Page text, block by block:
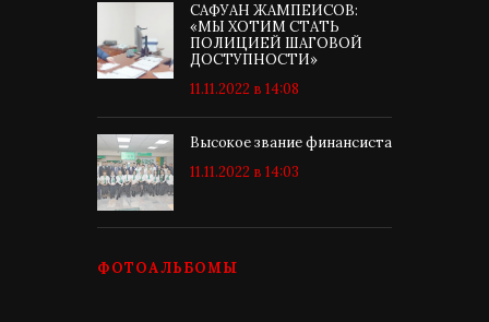
САФУАН ЖАМПЕИСОВ:
«МЫ ХОТИМ СТАТЬ
ПОЛИЦИЕЙ ШАГОВОЙ
ДОСТУПНОСТИ»
11.11.2022 в 14:08
Высокое звание финансиста
11.11.2022 в 14:03
ФОТОАЛЬБОМЫ